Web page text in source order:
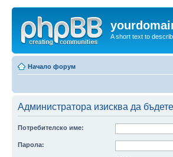
A short text to
Начало форум
Администратора изисква да
Потребителско име:
Парола: